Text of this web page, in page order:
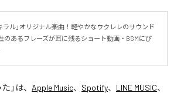
ラル」オリジナル楽曲！軽やかなウクレレのサウンド
のあるフレーズが耳に残るショート動画・BGMにぴ
た 」は、 Apple Music、 Spotify、 LINE MUSIC、